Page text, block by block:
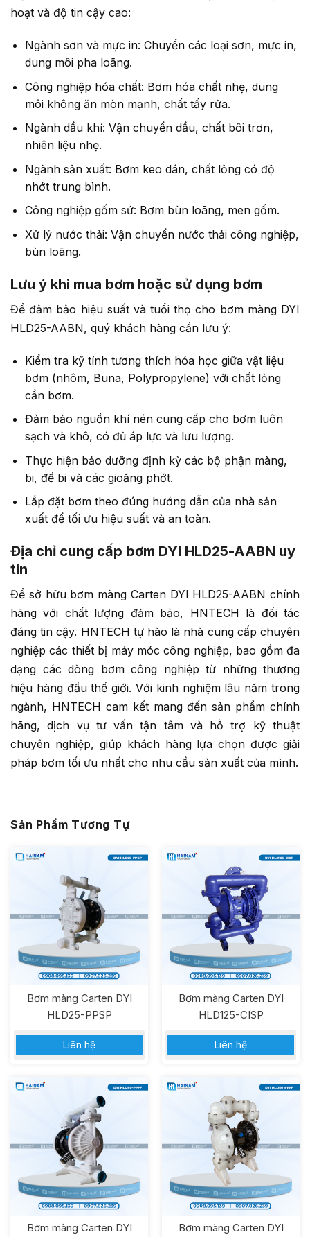
hoạt và độ tin cậy cao:
Ngành sơn và mực in: Chuyển các loại sơn, mực in,
dung môi pha loãng.
Công nghiệp hóa chất: Bơm hóa chất nhẹ, dung
môi không ăn mòn mạnh, chất tẩy rửa.
Ngành dầu khí: Vận chuyển dầu, chất bôi trơn,
nhiên liệu nhẹ.
Ngành sản xuất: Bơm keo dán, chất lỏng có độ
nhớt trung bình.
Công nghiệp gốm sứ: Bơm bùn loãng, men gốm.
Xử lý nước thải: Vận chuyển nước thải công nghiệp,
bùn loãng.
Lưu ý khi mua bơm hoặc sử dụng bơm
Để đảm bảo hiệu suất và tuổi thọ cho bơm màng DYI
HLD25-AABN, quý khách hàng cần lưu ý:
Kiểm tra kỹ tính tương thích hóa học giữa vật liệu
bơm (nhôm, Buna, Polypropylene) với chất lỏng
cần bơm.
Đảm bảo nguồn khí nén cung cấp cho bơm luôn
sạch và khô, có đủ áp lực và lưu lượng.
Thực hiện bảo dưỡng định kỳ các bộ phận màng,
bi, đế bi và các gioăng phớt.
Lắp đặt bơm theo đúng hướng dẫn của nhà sản
xuất để tối ưu hiệu suất và an toàn.
Địa chỉ cung cấp bơm DYI HLD25-AABN uy
tín
Để sở hữu bơm màng Carten DYI HLD25-AABN chính
hãng với chất lượng đảm bảo, HNTECH là đối tác
đáng tin cậy. HNTECH tự hào là nhà cung cấp chuyên
nghiệp các thiết bị máy móc công nghiệp, bao gồm đa
dạng các dòng bơm công nghiệp từ những thương
hiệu hàng đầu thế giới. Với kinh nghiệm lâu năm trong
ngành, HNTECH cam kết mang đến sản phẩm chính
hãng, dịch vụ tư vấn tận tâm và hỗ trợ kỹ thuật
chuyên nghiệp, giúp khách hàng lựa chọn được giải
pháp bơm tối ưu nhất cho nhu cầu sản xuất của mình.
Sản Phẩm Tương Tự
Bơm màng Carten DYI
HLD25-PPSP
Liên hệ
Bơm màng Carten DYI
HLD125-CISP
Liên hệ
Bơm màng Carten DYI
Bơm màng Carten DYI